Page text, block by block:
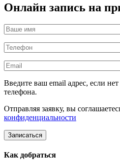
Онлайн запись на
Введите ваш email адрес, если
телефона.
Отправляя заявку, вы
конфиденциальности
Записаться
Как добраться